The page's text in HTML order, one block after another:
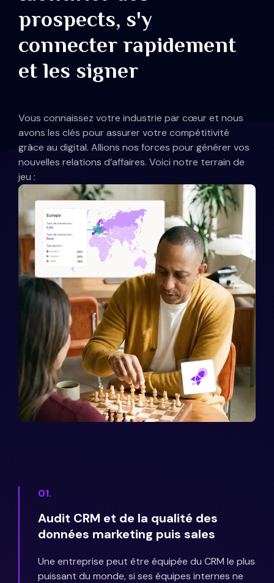
prospects, s'y
connecter rapidement
et les signer
Vous connaissez votre industrie par cœur et nous
avons les clés pour assurer votre compétitivité
grâce au digital. Allions nos forces pour générer vos
nouvelles relations d’affaires. Voici notre terrain de
jeu :
01.
Audit CRM et de la qualité des
données marketing puis sales
Une entreprise peut être équipée du CRM le plus
puissant du monde, si ses équipes internes ne